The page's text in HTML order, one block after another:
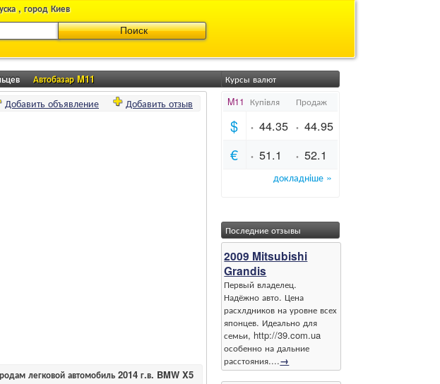
, город Киев
Автобазар M11
Добавить отзыв
Добавить объявление
легковой автомобиль 2014 г.в. BMW X5
Курсы валют
Последние отзывы
2009 Mitsubishi
Grandis
Первый владелец.
Надёжно авто. Цена
расхлдников на уровне всех
японцев. Идеально для
семьи, http://39.com.ua
особенно на дальние
расстояния....→